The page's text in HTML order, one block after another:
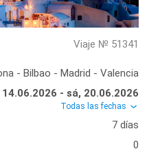
Viaje № 51341
- Bilbao - Madrid - Valencia
14.06.2026 - sá, 20.06.2026
Todas las fechas
7 días
0